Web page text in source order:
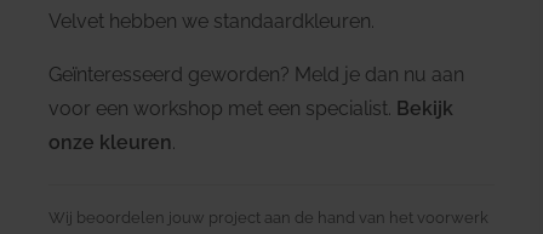
Velvet hebben we standaardkleuren.
Geïnteresseerd geworden? Meld je dan nu aan
voor een workshop met een specialist. Bekijk
onze kleuren
Wij beoordelen jouw project aan de hand van het voorwerk